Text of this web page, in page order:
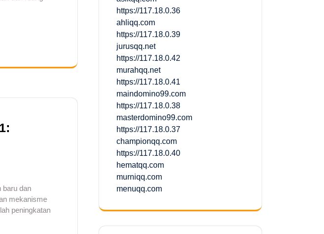
baru dan
mekanisme
peningkatan
https://117.18.0.36
ahliqq.com
https://117.18.0.39
jurusqq.net
https://117.18.0.42
murahqq.net
https://117.18.0.41
maindomino99.com
https://117.18.0.38
masterdomino99.com
https://117.18.0.37
championqq.com
https://117.18.0.40
hematqq.com
murniqq.com
menuqq.com